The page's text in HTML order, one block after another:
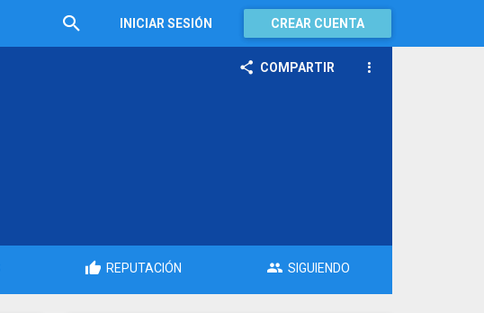
INICIAR SESIÓN CREAR CUENTA
COMPARTIR
REPUTACIÓN SIGUIENDO